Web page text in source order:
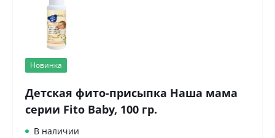
Новинка
Детская фито-присыпка Наша мама
серии Fito Baby, 100 гр.
В наличии